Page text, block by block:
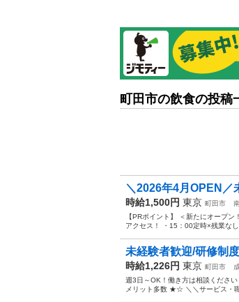
町田市の飲食の投稿
＼2026年4月OPEN
時給1,500円 東京 町田市
【PRポイント】 ＜新たにオープ
アクセス！ ・15：00定時×残業な
未経験者歓迎/研修制
時給1,226円 東京 町田市
週3日～OK！働き方は相談くださ
メリット多数 ★☆ ＼＼サービス・